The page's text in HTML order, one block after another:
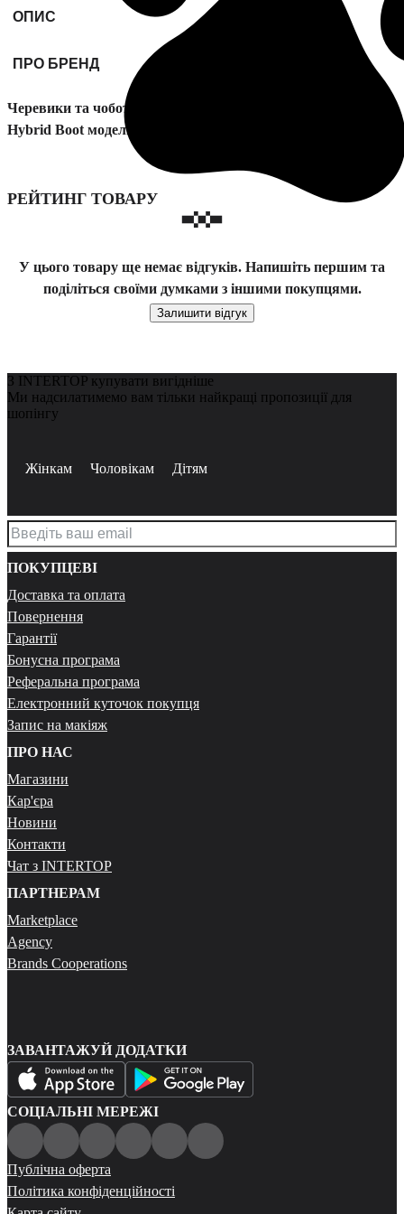
ОПИС
ПРО БРЕНД
Черевики та чоботи Tommy Hilfiger Core W Mix Cordura
Hybrid Boot модель FM0FM04807-BDS
РЕЙТИНГ ТОВАРУ
У цього товару ще немає відгуків. Напишіть першим та
поділіться своїми думками з іншими покупцями.
Залишити відгук
З INTERTOP купувати вигідніше
Ми надсилатимемо вам тільки найкращі пропозиції для
шопінгу
Жінкам Чоловікам Дітям
ПОКУПЦЕВІ
Доставка та оплата
Повернення
Гарантії
Бонусна програма
Реферальна програма
Електронний куточок покупця
Запис на макіяж
ПРО НАС
Магазини
Кар'єра
Новини
Контакти
Чат з INTERTOP
ПАРТНЕРАМ
Marketplace
Agency
Brands Cooperations
ЗАВАНТАЖУЙ ДОДАТКИ
СОЦІАЛЬНІ МЕРЕЖІ
Публічна оферта
Політика конфіденційності